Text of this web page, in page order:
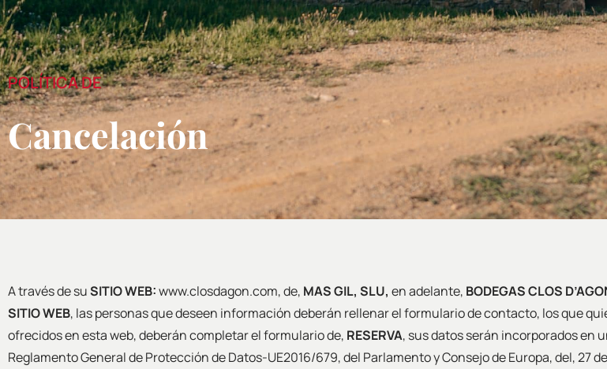
POLÍTICA DE
Cancelación
A través de suSITIO WEB:www.closdagon.com, de, MAS GIL, SLU, en adelante, BODEGAS CLOS
SITIO WEB, las personas que deseen información deberán rellenar el formulario de contacto, los que
ofrecidos en esta web, deberán completar el formulario de, RESERVA, sus datos serán incorporados en
Reglamento General de Protección de Datos-UE2016/679, del Parlamento y Consejo de Europa, del, 27